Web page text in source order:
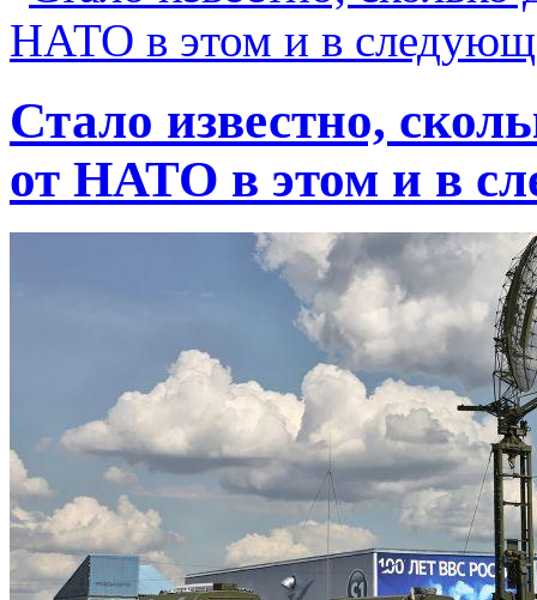
Стало известно,
от НАТО в этом и в